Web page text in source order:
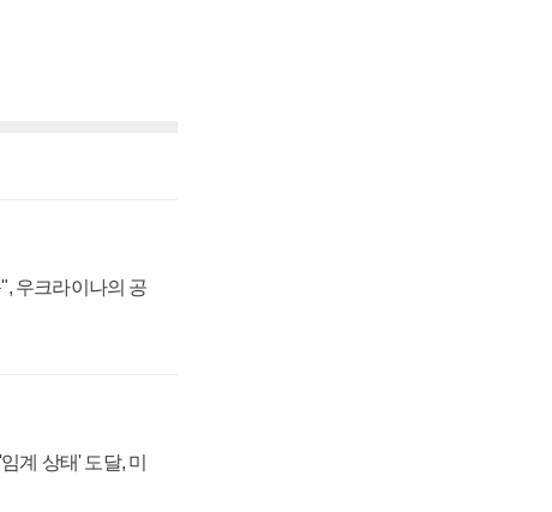
우크라이나의 공
계 상태' 도달, 미